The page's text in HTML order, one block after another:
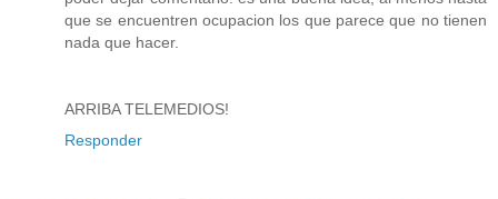
que se encuentren ocupacion los que parece que no tienen
nada que hacer.
ARRIBA TELEMEDIOS!
Responder